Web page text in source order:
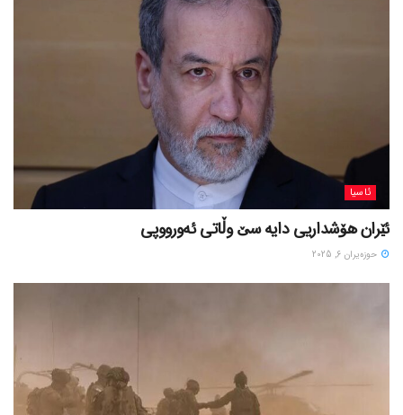
ئاسیا
ئێران هۆشداریی دایە سێ وڵاتی ئەورووپی
حوزه‌یران 6, 2025